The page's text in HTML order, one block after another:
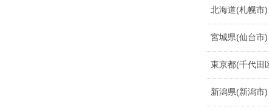
北海道(札幌市)
宮城県(仙台市)
東京都(千代田
新潟県(新潟市)